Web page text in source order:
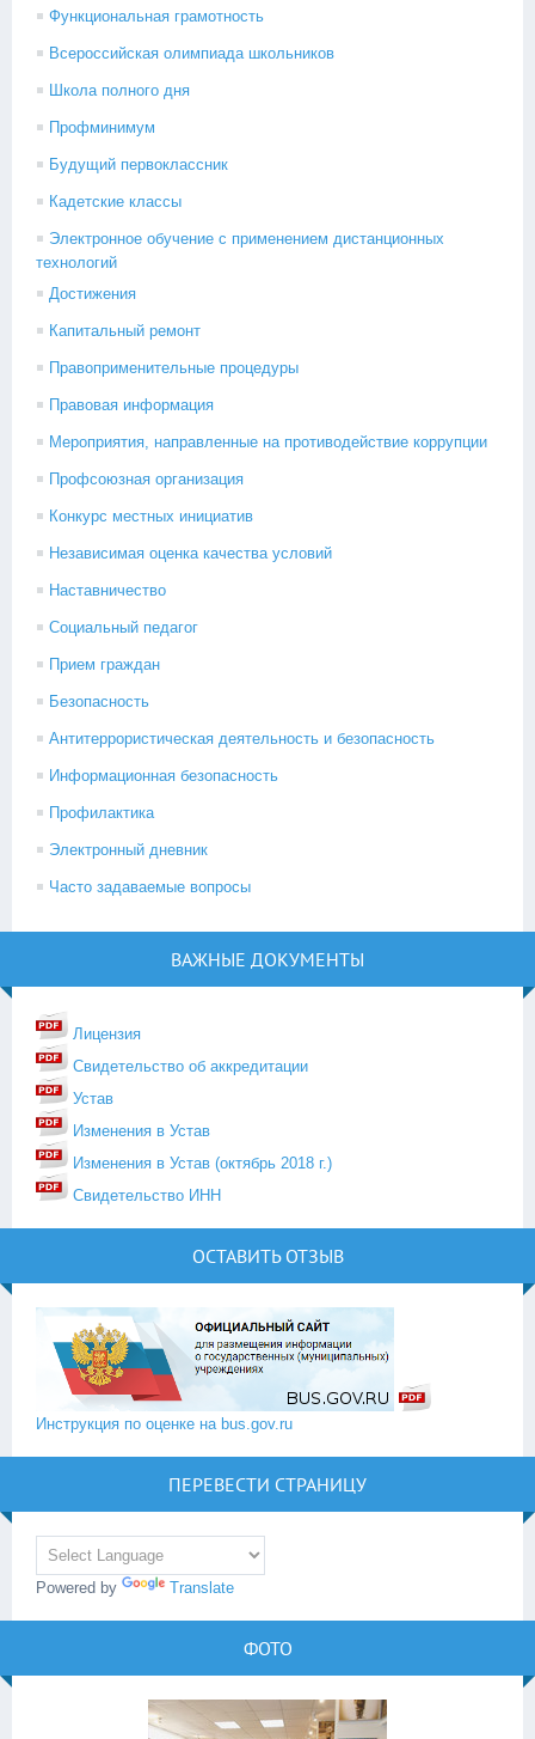
Функциональная грамотность
Всероссийская олимпиада школьников
Школа полного дня
Профминимум
Будущий первоклассник
Кадетские классы
Электронное обучение с применением дистанционных
технологий
Достижения
Капитальный ремонт
Правоприменительные процедуры
Правовая информация
Мероприятия, направленные на противодействие коррупции
Профсоюзная организация
Конкурс местных инициатив
Независимая оценка качества условий
Наставничество
Социальный педагог
Прием граждан
Безопасность
Антитеррористическая деятельность и безопасность
Информационная безопасность
Профилактика
Электронный дневник
Часто задаваемые вопросы
ВАЖНЫЕ ДОКУМЕНТЫ
Лицензия
Свидетельство об аккредитации
Устав
Изменения в Устав
Изменения в Устав (октябрь 2018 г.)
Свидетельство ИНН
ОСТАВИТЬ ОТЗЫВ
Инструкция по оценке на bus.gov.ru
ПЕРЕВЕСТИ СТРАНИЦУ
Powered by Translate
ФОТО